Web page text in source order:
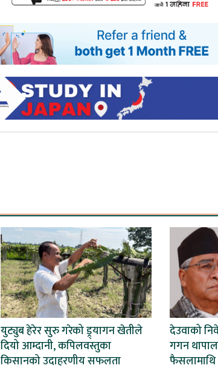
युट्युब हेरेर सुरु गरेको ड्र्यागन खेतीले
दियो आम्दानी, कपिलवस्तुका
किसानको उदाहरणीय सफलता
देउवाको
गगन